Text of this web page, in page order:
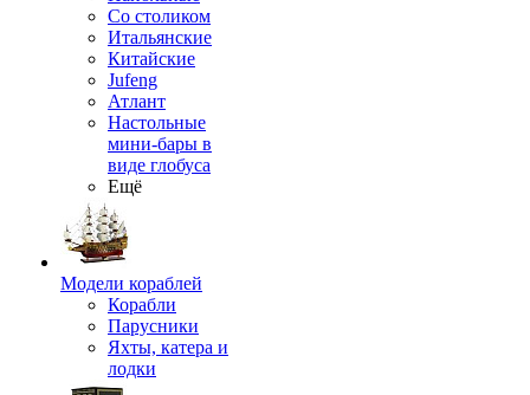
Со столиком
Итальянские
Китайские
Jufeng
Атлант
Настольные
мини-бары в
виде глобуса
Ещё
Модели кораблей
Корабли
Парусники
Яхты, катера и
лодки